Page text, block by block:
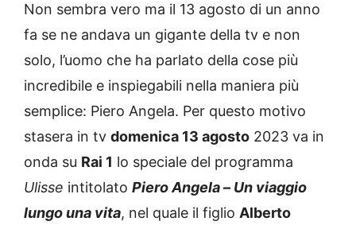
Non sembra vero ma il 13 agosto di un anno
fa se ne andava un gigante della tv e non
solo, l’uomo che ha parlato della cose più
incredibile e inspiegabili nella maniera più
semplice: Piero Angela. Per questo motivo
stasera in tv domenica 13 agosto 2023 va in
onda su Rai 1 lo speciale del programma
Ulisse intitolato Piero Angela– Un viaggio
lungo una vita, nel quale il figlio Alberto